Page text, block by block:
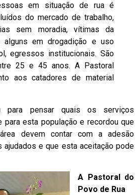
em situação de rua é
do mercado de trabalho,
sem moradia, vítimas da
alguns em drogadição e uso
egressos institucionais. São
25 e 45 anos. A Pastoral
aos catadores de material
para pensar quais os serviços
esta população e recordou que
devem contar com a adesão
e que esta aceitação pode
A Pastoral do
Povo de Rua